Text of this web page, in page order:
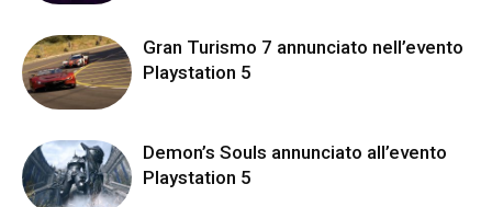
Gran Turismo 7 annunciato nell’evento
Playstation 5
Demon’s Souls annunciato all’evento
Playstation 5